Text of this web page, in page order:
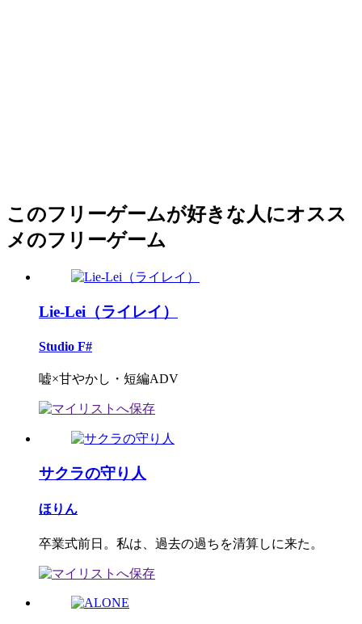
このフリーゲームが好きな人にオスス
メのフリーゲーム
Lie-Lei（ライレイ）
Studio F#
嘘×甘やかし・短編ADV
サクラの守り人
ほりん
卒業式前日。私は、過去の過ちを清算しに来た。